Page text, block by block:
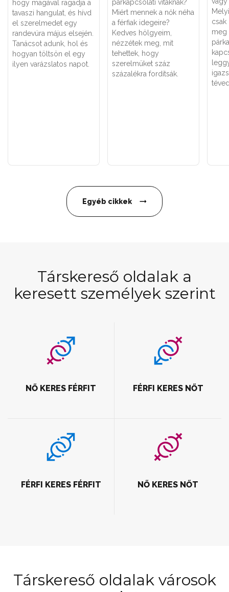
hogy magával ragadja a
tavaszi hangulat, és hívd
el szerelmedet egy
randevúra május elsején.
Tanácsot adunk, hol és
hogyan töltsön el egy
ilyen varázslatos napot.
párkapcsolati vitáknak?
Miért mennek a nők néha
a férfiak idegeire?
Kedves hölgyeim,
nézzétek meg, mit
tehettek, hogy
szerelmüket száz
százalékra fordítsák.
csak
meg
Egyéb cikkek
Társkereső oldalak a
keresett személyek szerint
NŐ KERES FÉRFIT FÉRFI KERES NŐT
FÉRFI KERES FÉRFIT NŐ KERES NŐT
Társkereső oldalak városok